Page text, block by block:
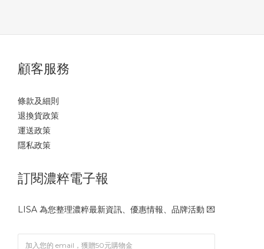
顧客服務
條款及細則
退換貨政策
運送政策
隱私政策
訂閱濃粹電子報
LISA 為您整理濃粹最新資訊、優惠情報、品牌活動 💌